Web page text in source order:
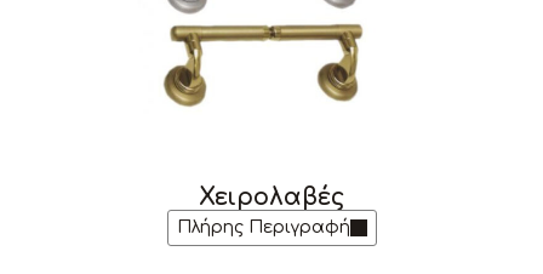
Χειρολαβές
Πλήρης Περιγραφή